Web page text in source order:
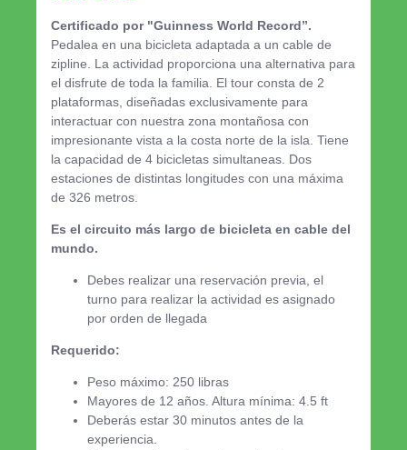
Certificado por "Guinness World Record”.
Pedalea en una bicicleta adaptada a un cable de
zipline. La actividad proporciona una alternativa para
el disfrute de toda la familia. El tour consta de 2
plataformas, diseñadas exclusivamente para
interactuar con nuestra zona montañosa con
impresionante vista a la costa norte de la isla. Tiene
la capacidad de 4 bicicletas simultaneas. Dos
estaciones de distintas longitudes con una máxima
de 326 metros.
Es el circuito más largo de bicicleta en cable del
mundo.
Debes realizar una reservación previa, el
turno para realizar la actividad es asignado
por orden de llegada
Requerido:
Peso máximo: 250 libras
Mayores de 12 años. Altura mínima: 4.5 ft
Deberás estar 30 minutos antes de la
experiencia.